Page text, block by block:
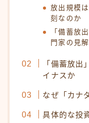
放出規模
刻なのか
「備蓄放
門家の見解
「備蓄放出
イナスか
なぜ「カナ
具体的な投